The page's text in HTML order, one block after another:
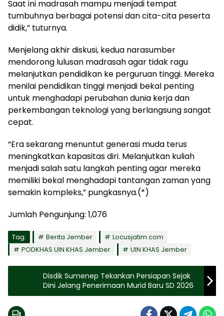
Saat ini madrasah mampu menjadi tempat
tumbuhnya berbagai potensi dan cita-cita peserta
didik,” tuturnya.
Menjelang akhir diskusi, kedua narasumber
mendorong lulusan madrasah agar tidak ragu
melanjutkan pendidikan ke perguruan tinggi. Mereka
menilai pendidikan tinggi menjadi bekal penting
untuk menghadapi perubahan dunia kerja dan
perkembangan teknologi yang berlangsung sangat
cepat.
“Era sekarang menuntut generasi muda terus
meningkatkan kapasitas diri. Melanjutkan kuliah
menjadi salah satu langkah penting agar mereka
memiliki bekal menghadapi tantangan zaman yang
semakin kompleks,” pungkasnya.(*)
Jumlah Pengunjung: 1,076
Tag: Berita Jember
Locusjatim.com
PODKHAS UIN KHAS Jember
UIN KHAS Jember
Disdik Sumenep Tekankan Persiapan Sejak
Dini Jelang Penerimaan Murid Baru SD 2026